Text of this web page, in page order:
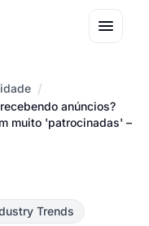
/
anúncios?
muito 'patrocinadas' –
Trends